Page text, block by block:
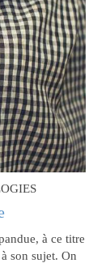
à ce titre
son sujet. On